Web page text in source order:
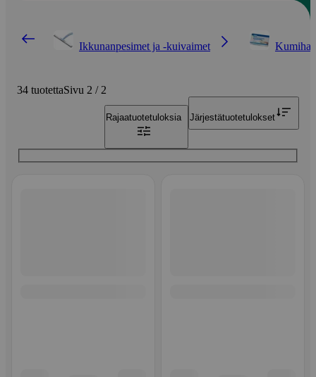
Ikkunanpesimet ja -kuivaimet
34 tuotettaSivu 2 / 2
Rajaatuotetuloksia Järjestätuotetulokset